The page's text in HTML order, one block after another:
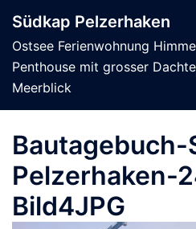
Inhalt
springen
Südkap Pelzerhaken
Ostsee Ferienwohnung
Penthouse mit grosser
Meerblick
Bautagebuch-
Pelzerhaken-
Bild4JPG